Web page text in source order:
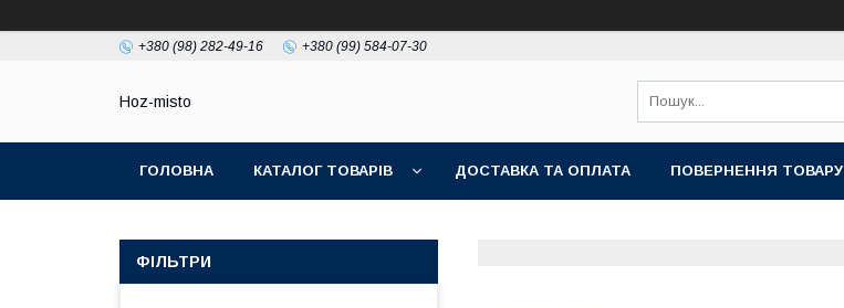
+380 (98) 282-49-16 +380 (99) 584-07-30
Hoz-misto
ГОЛОВНА КАТАЛОГ ТОВАРІВ ДОСТАВКА ТА ОПЛАТА ПОВЕРНЕННЯ ТОВАРУ
ФІЛЬТРИ